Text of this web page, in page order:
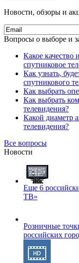
Новости, обзоры и
Вопросы о выборе и
Какое качество
спутниковое
Как узнать,
спутникового
Как выбрать
Как выбрать
телевидения?
Какой диаметр
телевидения?
Все вопросы
Новости
Еще 6
ТВ»
Розничные
российских